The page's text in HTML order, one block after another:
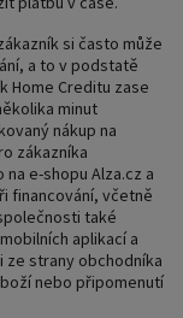
si často může
a to v podstatě
Home Creditu zase
minut
nákup na
zákazníka
e-shopu Alza.cz a
financování, včetně
také
aplikací a
ze strany obchodníka
nebo připomenutí